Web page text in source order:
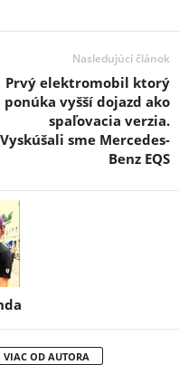
Nasledujúci článok
Prvý elektromobil ktorý
ponúka vyšší dojazd ako
spaľovacia verzia.
Vyskúšali sme Mercedes-
Benz EQS
VIAC OD AUTORA